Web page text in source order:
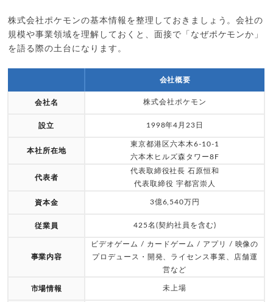
株式会社ポケモンの基本情報を整理しておきましょう。会社の
規模や事業領域を理解しておくと、面接で「なぜポケモンか」
を語る際の土台になります。
会社概要
会社名 株式会社ポケモン
設立 1998年4月23日
本社所在地
東京都港区六本木6-10-1
六本木ヒルズ森タワー8F
代表者
代表取締役社長 石原恒和
代表取締役 宇都宮崇人
資本金 3億6,540万円
従業員 425名(契約社員を含む)
事業内容
ビデオゲーム / カードゲーム / アプリ / 映像の
プロデュース・開発、ライセンス事業、店舗運
営など
市場情報 未上場